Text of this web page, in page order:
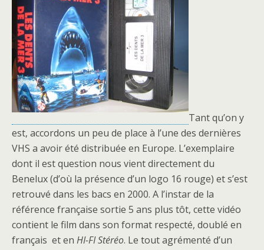
Tant qu’on y
est, accordons un peu de place à l’une des dernières
VHS a avoir été distribuée en Europe. L’exemplaire
dont il est question nous vient directement du
Benelux (d’où la présence d’un logo 16 rouge) et s’est
retrouvé dans les bacs en 2000. A l’instar de la
référence française sortie 5 ans plus tôt, cette vidéo
contient le film dans son format respecté, doublé en
français et en HI-FI Stéréo. Le tout agrémenté d’un